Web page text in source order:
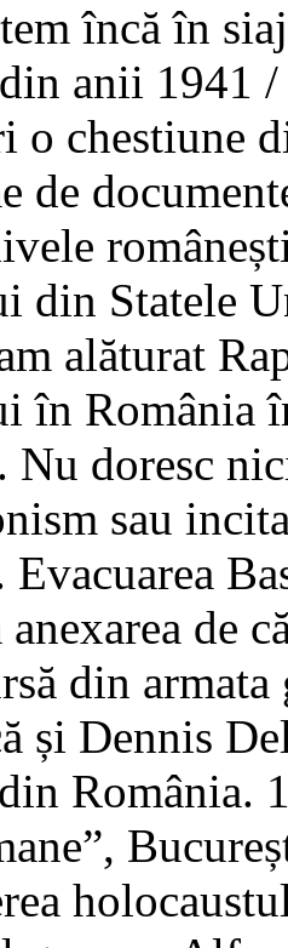
încă în
anii 1941
o chestiune
de
din Statele
alăturat
în România
doresc
sau
Evacuarea
anexarea de
din
și Dennis
România.